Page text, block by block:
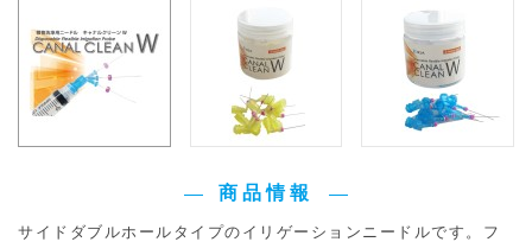
商品情報
サイドダブルホールタイプのイリゲーションニードルです。フ